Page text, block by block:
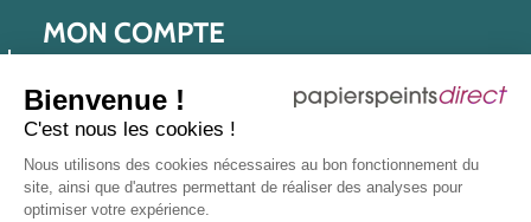
Bienvenue !
C'est nous les cookies !
Nous utilisons des cookies nécessaires au bon fonctionnement du
site, ainsi que d'autres permettant de réaliser des analyses pour
optimiser votre expérience.
MON COMPTE
Politique de confidentialité
Mentions légales